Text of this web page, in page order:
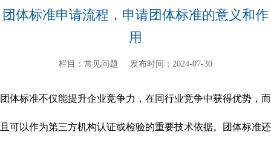
团体标准申请流程，申请团体标准的意义和作
用
栏目：常见问题 发布时间：2024-07-30
团体标准不仅能提升企业竞争力，在同行业竞争中获得优势，而
且可以作为第三方机构认证或检验的重要技术依据。团体标准还